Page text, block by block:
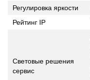
Регулировка яркости
Рейтинг IP
Световые решения
сервис